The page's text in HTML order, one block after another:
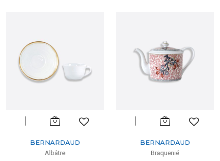
BERNARDAUD
Albâtre
BERNARDAUD
Braquenié